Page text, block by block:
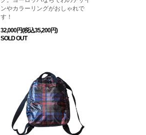
ンやカラーリングがおしゃれで
す！
32,000円(税込35,200円)
SOLD OUT